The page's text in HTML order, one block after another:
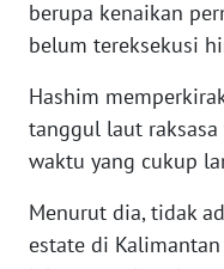
berupa kenaikan
belum tereksekusi
Hashim
tanggul laut
waktu yang cukup
Menurut dia, tidak
estate di
WN
BANTEN
WN
NTT
KEPRI